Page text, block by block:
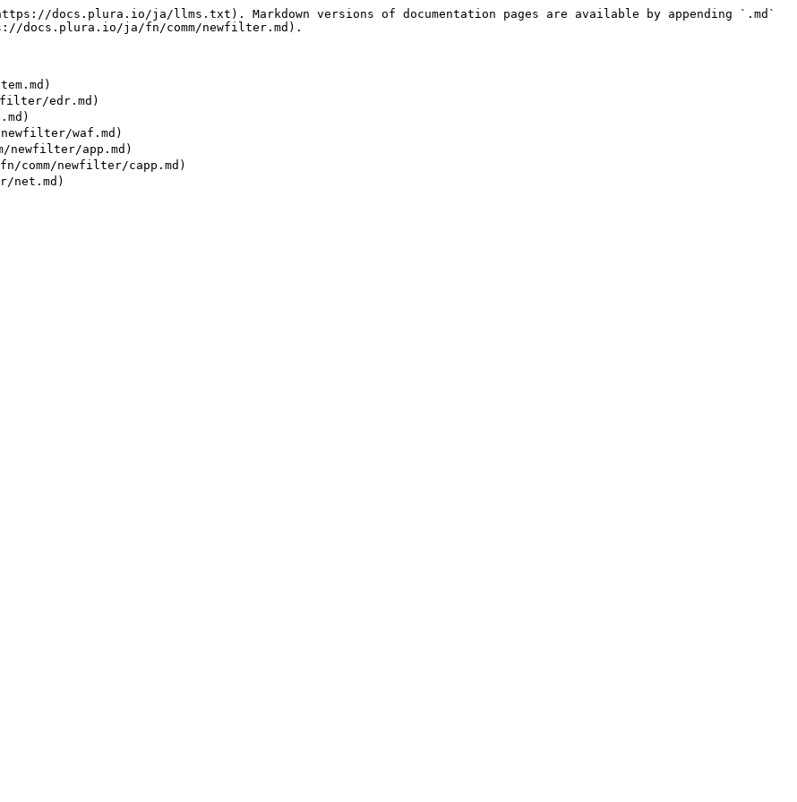
docs.plura.io/ja/llms.txt). Markdown versions of documentation pages are available by appending `.md`
docs.plura.io/ja/fn/comm/newfilter.md).
edr.md)
newfilter/waf.md)
newfilter/app.md)
comm/newfilter/capp.md)